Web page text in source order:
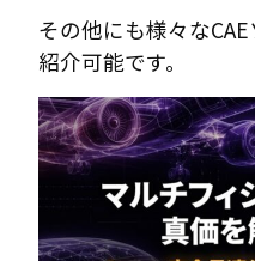
その他にも様々な
紹介可能です。